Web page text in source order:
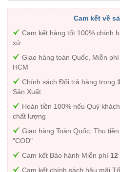
Cam kết về
Cam kết hàng tốt 100% chính
xứ
Giao hàng toàn Quốc, Miễn
HCM
Chính sách Đổi trả hàng trong
Sản Xuất
Hoàn tiền 100% nếu Quý
chất lượng
Giao hàng Toàn Quốc, Thu
"COD"
Cam kết Bảo hành Miễn phí 12
Cam kết chính sách hậu mãi